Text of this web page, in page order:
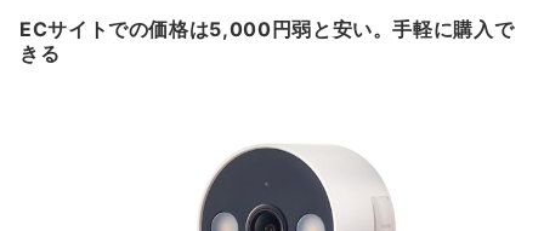
ECサイトでの価格は5,000円弱と安い。手軽に購入で
きる